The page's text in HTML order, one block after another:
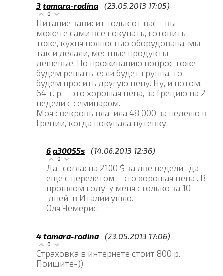
3 tamara-rodina (23.05.2013 17:05)
0
Питание зависит тольк от вас - вы
можете сами все покупать, готовить
тоже, кухня полностью оборудована, мы
так и делали, местные продукты
дешевые. По проживанию вопрос тоже
будем решать, если будет группа, то
будем просить другую цену. Ну, и потом,
64 т. р. - это хорошая цена, за Грецию на 2
недели с семинаром.
Моя свекровь платила 48 000 за неделю в
Греции, когда покупала путевку.
6 a30055s (14.06.2013 12:36)
0
Да , согласна 2100 $ за две недели , да
еще с перелетом - это хорошая цена . В
прошлом году у меня столько за 10
дней в Италии ушло.
Оля Чемерис.
4 tamara-rodina (23.05.2013 17:06)
0
Страховка в интернете стоит 800 р.
Поищите-))